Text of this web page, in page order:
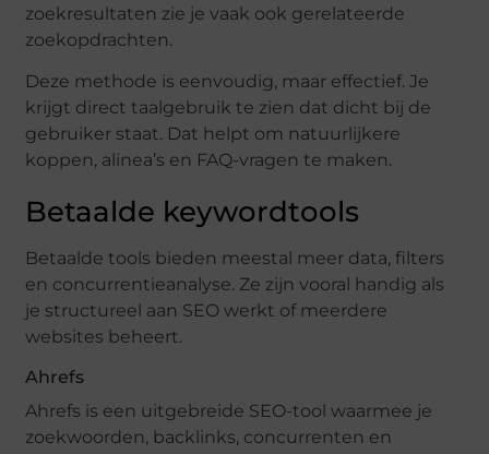
zoekresultaten zie je vaak ook gerelateerde
zoekopdrachten.
Deze methode is eenvoudig, maar effectief. Je
krijgt direct taalgebruik te zien dat dicht bij de
gebruiker staat. Dat helpt om natuurlijkere
koppen, alinea’s en FAQ-vragen te maken.
Betaalde keywordtools
Betaalde tools bieden meestal meer data, filters
en concurrentieanalyse. Ze zijn vooral handig als
je structureel aan SEO werkt of meerdere
websites beheert.
Ahrefs
Ahrefs is een uitgebreide SEO-tool waarmee je
zoekwoorden, backlinks, concurrenten en